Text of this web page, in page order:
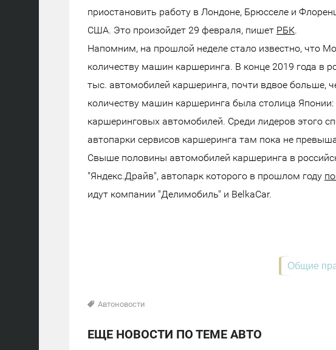
приостановить работу в Лондоне, Брюсселе и
США. Это произойдет 29 февраля, пишет РБК.
Напомним, на прошлой неделе стало известно, что
количеству машин каршеринга. В конце 2019 года в
тыс. автомобилей каршеринга, почти вдвое больше,
количеству машин каршеринга была столица
каршеринговых автомобилей. Среди лидеров этого
автопарки сервисов каршеринга там пока не
Свыше половины автомобилей каршеринга в
"Яндекс.Драйв", автопарк которого в прошлом году
идут компании "Делимобиль" и BelkaCar.
Общие
Автоновости
ЕЩЕ НОВОСТИ ПО ТЕМЕ АВТО